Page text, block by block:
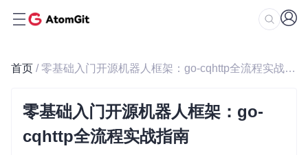
首页 / 零基础入门开源机器人框架：go-cqhttp全流程实战指南
零基础入门开源机器人框架：go-
cqhttp全流程实战指南